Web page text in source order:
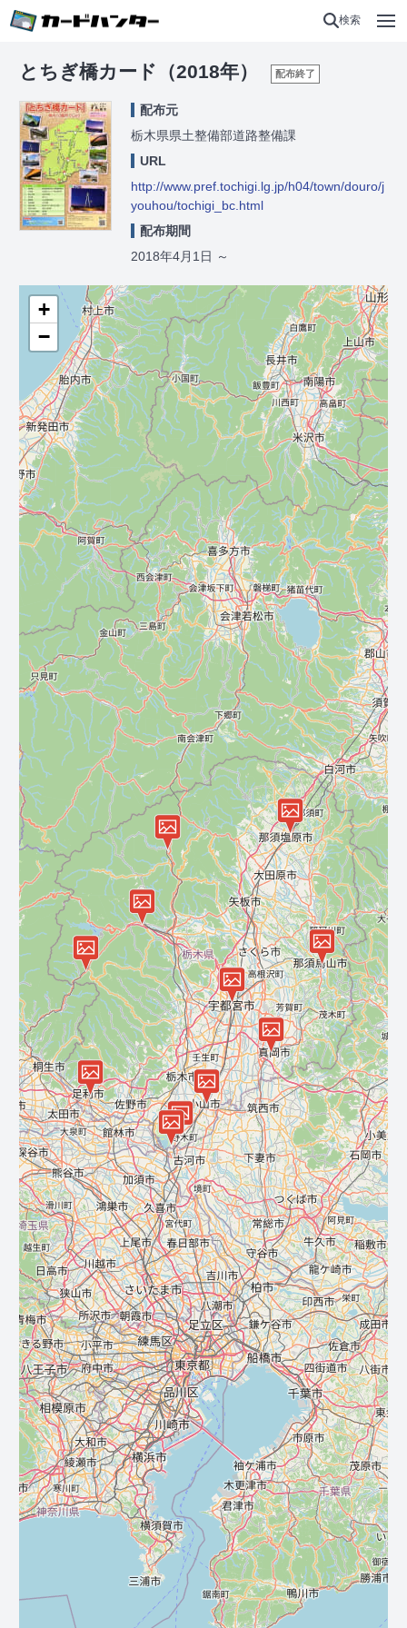
検索
とちぎ橋カード（2018年） 配布終了
配布元
栃木県県土整備部道路整備課
URL
http://www.pref.tochigi.lg.jp/h04/town/douro/j
youhou/tochigi_bc.html
配布期間
2018年4月1日 ～
+
−